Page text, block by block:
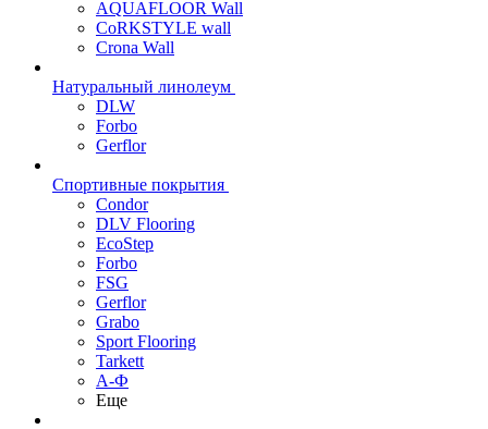
AQUAFLOOR Wall
CoRKSTYLE wall
Crona Wall
Натуральный линолеум
DLW
Forbo
Gerflor
Спортивные покрытия
Condor
DLV Flooring
EcoStep
Forbo
FSG
Gerflor
Grabo
Sport Flooring
Tarkett
А-Ф
Еще